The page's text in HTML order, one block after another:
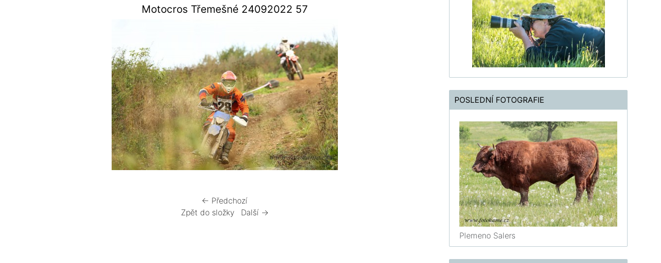
Motocros Třemešné 24092022 57
← Předchozí
Zpět do složky
Další →
POSLEDNÍ FOTOGRAFIE
Plemeno Salers